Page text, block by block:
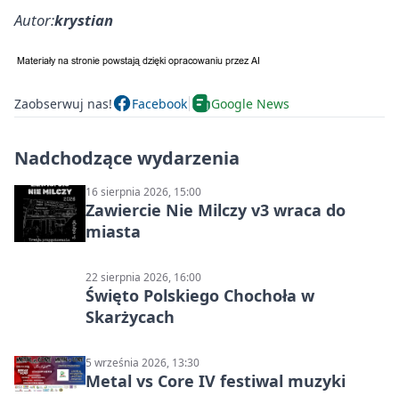
Autor:krystian
Zaobserwuj nas! Facebook Google News
Nadchodzące wydarzenia
16 sierpnia 2026, 15:00
Zawiercie Nie Milczy v3 wraca do
miasta
22 sierpnia 2026, 16:00
Święto Polskiego Chochoła w
Skarżycach
5 września 2026, 13:30
Metal vs Core IV festiwal muzyki